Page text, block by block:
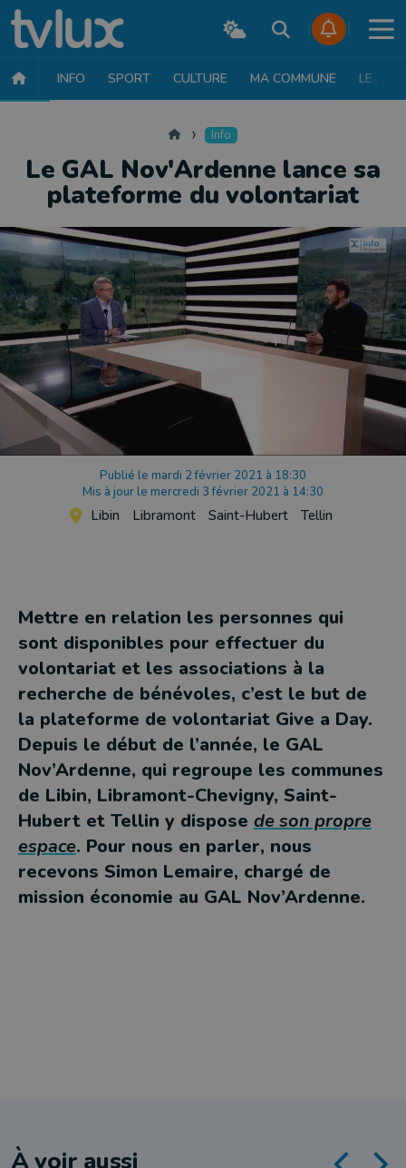
INFO SPORT CULTURE MA COMMUNE LE JT
Accueil Info
Le GAL Nov'Ardenne lance sa
plateforme du volontariat
Publié le mardi 2 février 2021 à 18:30
Mis à jour le mercredi 3 février 2021 à 14:30
Libin Libramont Saint-Hubert Tellin
Mettre en relation les personnes qui
sont disponibles pour effectuer du
volontariat et les associations à la
recherche de bénévoles, c’est le but de
la plateforme de volontariat Give a Day.
Depuis le début de l’année, le GAL
Nov’Ardenne, qui regroupe les communes
de Libin, Libramont-Chevigny, Saint-
Hubert et Tellin y dispose de son propre
espace. Pour nous en parler, nous
recevons Simon Lemaire, chargé de
mission économie au GAL Nov’Ardenne.
À voir aussi